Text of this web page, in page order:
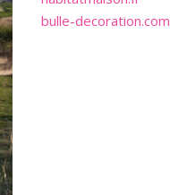
bulle-decoration.com